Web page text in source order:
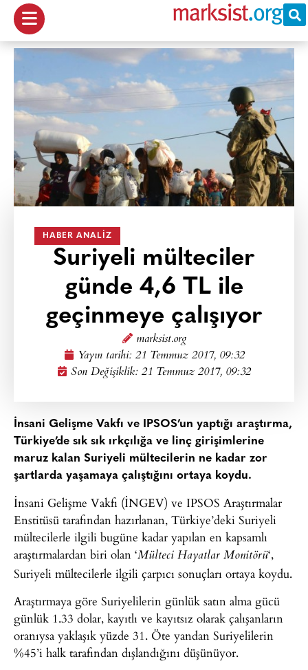
HABER ANALIZ
Suriyeli mülteciler
günde 4,6 TL ile
geçinmeye çalışıyor
marksist.org
Yayın tarihi: 21 Temmuz 2017, 09:32
Son Değişiklik: 21 Temmuz 2017, 09:32
İnsani Gelişme Vakfı ve IPSOS’un yaptığı araştırma,
Türkiye’de sık sık ırkçılığa ve linç girişimlerine
maruz kalan Suriyeli mültecilerin ne kadar zor
şartlarda yaşamaya çalıştığını ortaya koydu.
İnsani Gelişme Vakfı (İNGEV) ve IPSOS Araştırmalar
Enstitüsü tarafından hazırlanan, Türkiye’deki Suriyeli
mültecilerle ilgili bugüne kadar yapılan en kapsamlı
araştırmalardan biri olan ‘Mülteci Hayatlar Monitörü‘,
Suriyeli mültecilerle ilgili çarpıcı sonuçları ortaya koydu.
Araştırmaya göre Suriyelilerin günlük satın alma gücü
günlük 1.33 dolar, kayıtlı ve kayıtsız olarak çalışanların
oranıysa yaklaşık yüzde 31. Öte yandan Suriyelilerin
%45’i halk tarafından dışlandığını düşünüyor.